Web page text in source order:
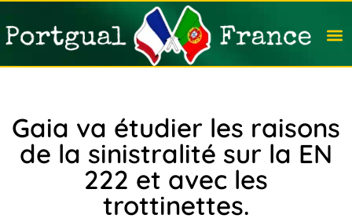
Gaia va étudier les raisons
de la sinistralité sur la EN
222 et avec les
trottinettes.